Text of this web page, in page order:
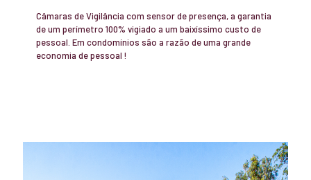
Câmaras de Vigilância com sensor de presença, a garantia
de um perímetro 100% vigiado a um baixíssimo custo de
pessoal. Em condomínios são a razão de uma grande
economia de pessoal !